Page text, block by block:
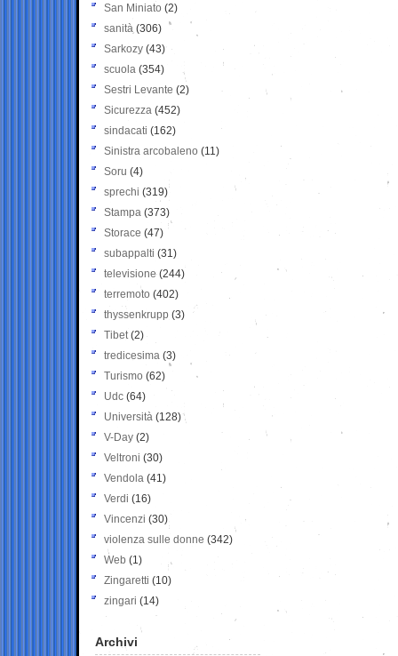
San Miniato (2)
sanità (306)
Sarkozy (43)
scuola (354)
Sestri Levante (2)
Sicurezza (452)
sindacati (162)
Sinistra arcobaleno (11)
Soru (4)
sprechi (319)
Stampa (373)
Storace (47)
subappalti (31)
televisione(244)
terremoto (402)
thyssenkrupp (3)
Tibet(2)
tredicesima (3)
Turismo (62)
Udc (64)
Università (128)
V-Day (2)
Veltroni (30)
Vendola (41)
Verdi (16)
Vincenzi (30)
violenza sulle donne (342)
Web (1)
Zingaretti (10)
zingari (14)
Archivi